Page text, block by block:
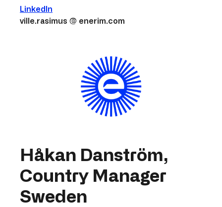
LinkedIn
ville.rasimus @ enerim.com
Håkan Danström,
Country Manager
Sweden